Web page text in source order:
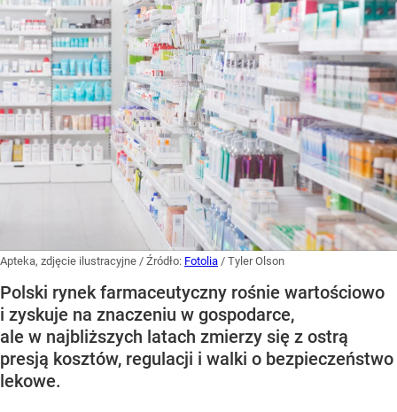
Apteka, zdjęcie ilustracyjne / Źródło: Fotolia / Tyler Olson
Polski rynek farmaceutyczny rośnie wartościowo
i zyskuje na znaczeniu w gospodarce,
ale w najbliższych latach zmierzy się z ostrą
presją kosztów, regulacji i walki o bezpieczeństwo
lekowe.